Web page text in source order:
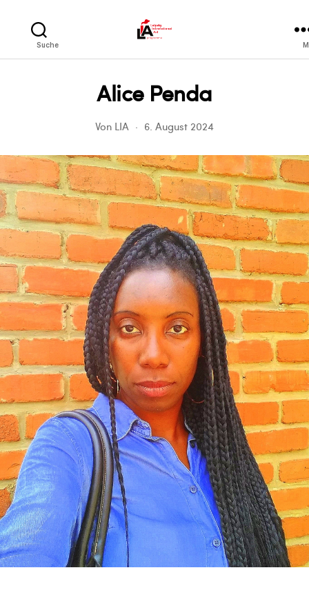
Suche
Alice Penda
Von LIA 6. August 2024